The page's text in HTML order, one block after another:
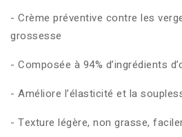
- Crème préventive contre les
grossesse
- Composée à 94% d’ingrédients
- Améliore l’élasticité et la
- Texture légère, non grasse,